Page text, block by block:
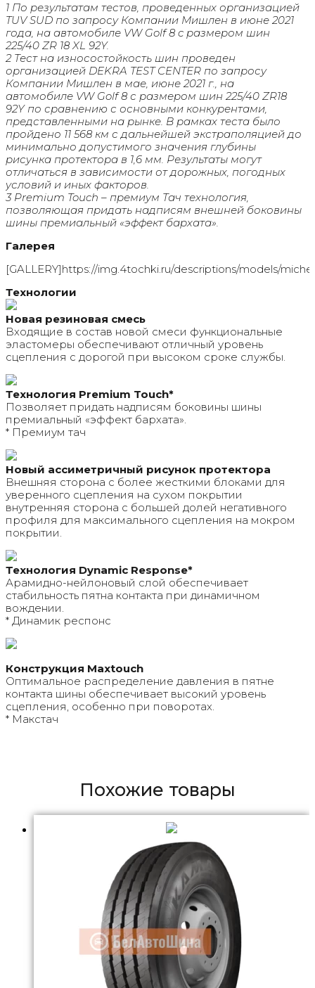
1 По результатам тестов, проведенных организацией
TUV SUD по запросу Компании Мишлен в июне 2021
года, на автомобиле VW Golf 8 c размером шин
225/40 ZR 18 XL 92Y.
2 Тест на износостойкость шин проведен
организацией DEKRA TEST CENTER по запросу
Компании Мишлен в мае, июне 2021 г., на
автомобиле VW Golf 8 с размером шин 225/40 ZR18
92Y по сравнению с основными конкурентами,
представленными на рынке. В рамках теста было
пройдено 11 568 км с дальнейшей экстраполяцией до
минимально допустимого значения глубины
рисунка протектора в 1,6 мм. Результаты могут
отличаться в зависимости от дорожных, погодных
условий и иных факторов.
3 Premium Touch – премиум Тач технология,
позволяющая придать надписям внешней боковины
шины премиальный «эффект бархата».
Галерея
[GALLERY]https://img.4tochki.ru/descriptions/models/
Технологии
Новая резиновая смесь
Входящие в состав новой смеси функциональные
эластомеры обеспечивают отличный уровень
сцепления с дорогой при высоком сроке службы.
Технология Premium Touch*
Позволяет придать надписям боковины шины
премиальный «эффект бархата».
* Премиум тач
Новый ассиметричный рисунок протектора
Внешняя сторона с более жесткими блоками для
уверенного сцепления на сухом покрытии
внутренняя сторона с большей долей негативного
профиля для максимального сцепления на мокром
покрытии.
Технология Dynamic Response*
Арамидно-нейлоновый слой обеспечивает
стабильность пятна контакта при динамичном
вождении.
* Динамик респонс
Конструкция Maxtouch
Оптимальное распределение давления в пятне
контакта шины обеспечивает высокий уровень
сцепления, особенно при поворотах.
* Макстач
Похожие товары